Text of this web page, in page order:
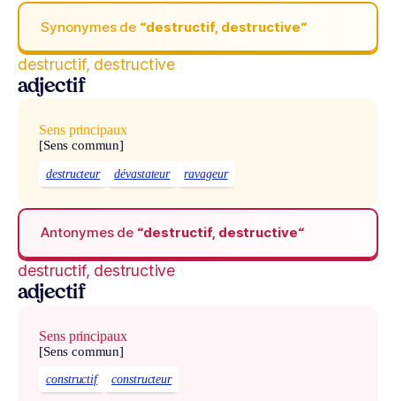
Synonymes de “destructif, destructive“
destructif, destructive
adjectif
Sens principaux
[Sens commun]
destructeur dévastateur ravageur
Antonymes de “destructif, destructive“
destructif, destructive
adjectif
Sens principaux
[Sens commun]
constructif constructeur